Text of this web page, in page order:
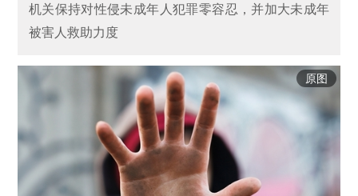
机关保持对性侵未成年人犯罪零容忍，并加大未成年
被害人救助力度
原图